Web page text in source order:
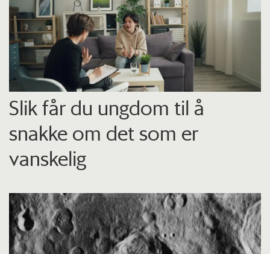
Slik får du ungdom til å
snakke om det som er
vanskelig